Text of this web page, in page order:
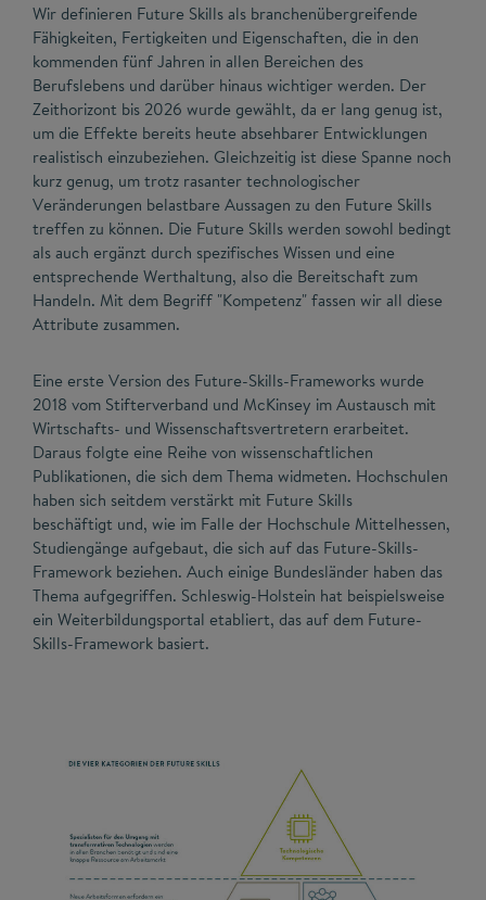
Wir definieren Future Skills als branchenübergreifende
Fähigkeiten, Fertigkeiten und Eigenschaften, die in den
kommenden fünf Jahren in allen Bereichen des
Berufslebens und darüber hinaus wichtiger werden. Der
Zeithorizont bis 2026 wurde gewählt, da er lang genug ist,
um die Effekte bereits heute absehbarer Entwicklungen
realistisch einzubeziehen. Gleichzeitig ist diese Spanne noch
kurz genug, um trotz rasanter technologischer
Veränderungen belastbare Aussagen zu den Future Skills
treffen zu können. Die Future Skills werden sowohl bedingt
als auch ergänzt durch spezifisches Wissen und eine
entsprechende Werthaltung, also die Bereitschaft zum
Handeln. Mit dem Begriff "Kompetenz" fassen wir all diese
Attribute zusammen.
Eine erste Version des Future-Skills-Frameworks wurde
2018 vom Stifterverband und McKinsey im Austausch mit
Wirtschafts- und Wissenschaftsvertretern erarbeitet.
Daraus folgte eine Reihe von wissenschaftlichen
Publikationen, die sich dem Thema widmeten. Hochschulen
haben sich seitdem verstärkt mit Future Skills
beschäftigt und, wie im Falle der Hochschule Mittelhessen,
Studiengänge aufgebaut, die sich auf das Future-Skills-
Framework beziehen. Auch einige Bundesländer haben das
Thema aufgegriffen. Schleswig-Holstein hat beispielsweise
ein Weiterbildungsportal etabliert, das auf dem Future-
Skills-Framework basiert.